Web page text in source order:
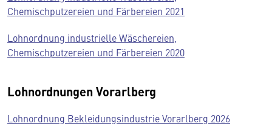
Chemischputzereien und Färbereien 2021
Lohnordnung industrielle Wäschereien,
Chemischputzereien und Färbereien 2020
Lohnordnungen Vorarlberg
Lohnordnung Bekleidungsindustrie Vorarlberg 2026